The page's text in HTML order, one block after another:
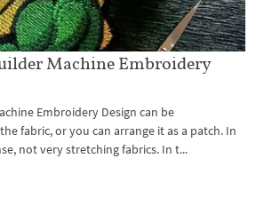
Machine Embroidery
Embroidery Design can be
fabric, or you can arrange it as a patch. In
not very stretching fabrics. In t...